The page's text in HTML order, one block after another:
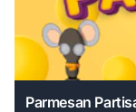
Parmesan